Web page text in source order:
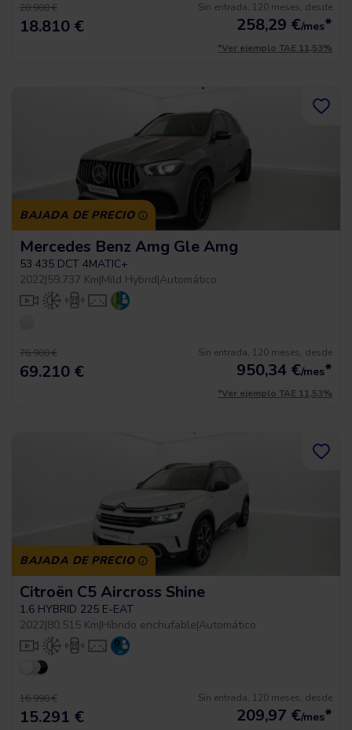
20.900 €
18.810 €
Sin entrada, 120 meses, desde
258,29 €/mes*
*Ver ejemplo TAE 11,53%
BAJADA DE PRECIO
Mercedes Benz Amg Gle Amg
53 435 DCT 4MATIC+
2022|59.737 Km|Mild Hybrid|Automático
76.900 €
69.210 €
Sin entrada, 120 meses, desde
950,34 €/mes*
*Ver ejemplo TAE 11,53%
BAJADA DE PRECIO
Citroën C5 Aircross Shine
1.6 HYBRID 225 E-EAT
2022|80.515 Km|Híbrido enchufable|Automático
16.990 €
15.291 €
Sin entrada, 120 meses, desde
209,97 €/mes*